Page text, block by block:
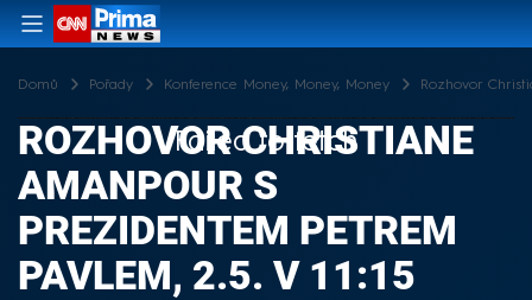
Domů Pořady Konference Money, Money, Money Rozhovor
Failed to fetch
ROZHOVOR CHRISTIANE
AMANPOUR S
PREZIDENTEM PETREM
PAVLEM, 2.5. V 11:15